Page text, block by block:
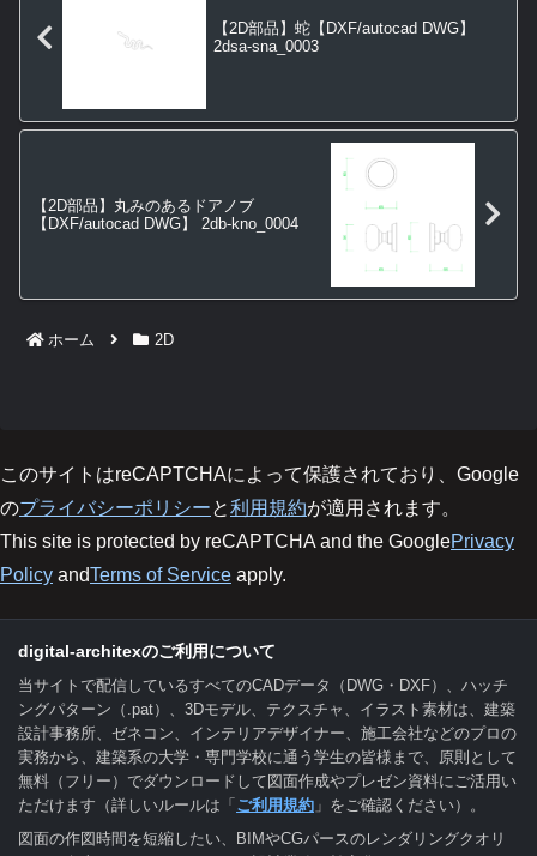
【2D部品】蛇【DXF/autocad DWG】
2dsa-sna_0003
【2D部品】丸みのあるドアノブ
【DXF/autocad DWG】 2db-kno_0004
ホーム 2D
このサイトはreCAPTCHAによって保護されており、Google
のプライバシーポリシーと利用規約が適用されます。
This site is protected by reCAPTCHA and the GooglePrivacy
Policy andTerms of Service apply.
digital-architexのご利用について
当サイトで配信しているすべてのCADデータ（DWG・DXF）、ハッチ
ングパターン（.pat）、3Dモデル、テクスチャ、イラスト素材は、建築
設計事務所、ゼネコン、インテリアデザイナー、施工会社などのプロの
実務から、建築系の大学・専門学校に通う学生の皆様まで、原則として
無料（フリー）でダウンロードして図面作成やプレゼン資料にご活用い
ただけます（詳しいルールは「 ご利用規約 」をご確認ください）。
図面の作図時間を短縮したい、BIMやCGパースのレンダリングクオリ